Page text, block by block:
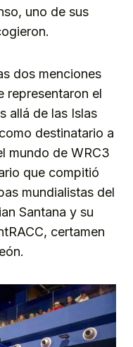
uno de sus
dos menciones
representaron el
allá de las Islas
destinatario a
mundo de WRC3
que compitió
mundialistas del
Santana y su
certamen